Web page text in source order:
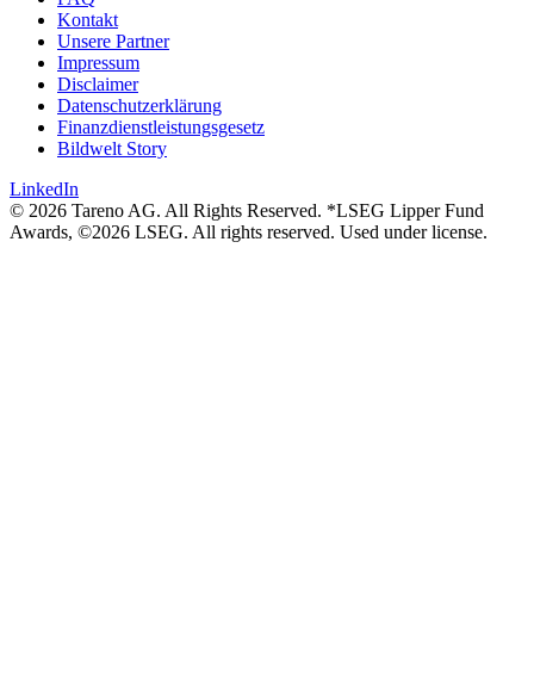
Kontakt
Unsere Partner
Impressum
Disclaimer
Daten­schutz­er­klä­rung
Finanz­dienst­lei­stungs­ge­setz
Bildwelt Story
LinkedIn
© 2026 Tareno AG. All Rights Reserved. *LSEG Lipper Fund
Awards, ©2026 LSEG. All rights reserved. Used under license.